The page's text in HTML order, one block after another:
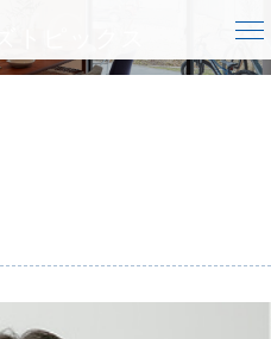
トピックス